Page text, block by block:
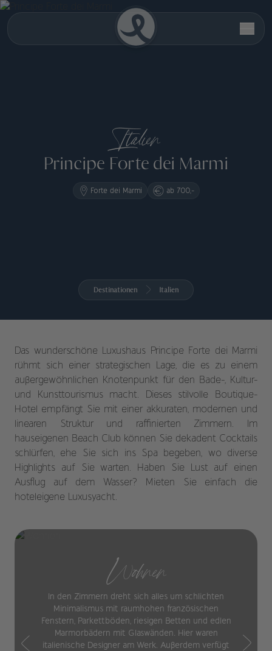
Italien
Principe Forte dei Marmi
Forte dei Marmi ab 700,-
Destinationen Italien
Das wunderschöne Luxushaus Principe Forte dei Marmi
rühmt sich einer strategischen Lage, die es zu einem
außergewöhnlichen Knotenpunkt für den Bade-, Kultur-
und Kunsttourismus macht. Dieses stilvolle Boutique-
Hotel empfängt Sie mit einer akkuraten, modernen und
linearen Struktur und raffinierten Zimmern. Im
hauseigenen Beach Club können Sie dekadent Cocktails
schlürfen, ehe Sie sich ins Spa begeben, wo diverse
Highlights auf Sie warten. Haben Sie Lust auf einen
Ausflug auf dem Wasser? Mieten Sie einfach die
hoteleigene Luxusyacht.
Wohnen
In den Zimmern dreht sich alles um schlichten
Minimalismus mit raumhohen französischen
Fenstern, Parkettböden, riesigen Betten und edlen
Marmorbädern mit Glaswänden. Hier waren
italienische Designer am Werk. Außerdem verfügt